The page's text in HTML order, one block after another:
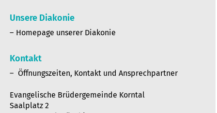
Unsere Diakonie
Homepage unserer Diakonie
Kontakt
Öffnungszeiten, Kontakt und Ansprechpartner
Evangelische Brüdergemeinde Korntal
Saalplatz 2